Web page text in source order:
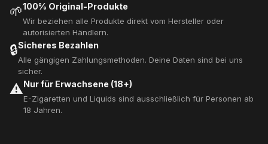
🌱100% Original-Produkte
Wir beziehen alle Produkte direkt vom Hersteller oder
autorisierten Händlern.
🔒Sicheres Bezahlen
Alle gängigen Zahlungsmethoden. Deine Daten sind bei uns
sicher.
⚠️Nur für Erwachsene (18+)
E-Zigaretten und Liquids sind ausschließlich für Personen ab
18 Jahren.